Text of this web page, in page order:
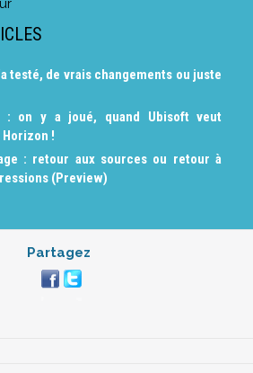
testé, de vrais changements ou juste
: on y a joué, quand Ubisoft veut
!
: retour aux sources ou retour à
(Preview)
Partagez